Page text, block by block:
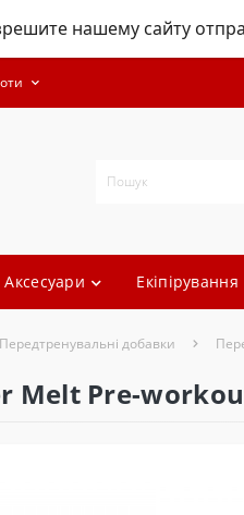
нашему сайту
Аксесуари Екіпірування
Передтренувальні добавки
Melt Pre-